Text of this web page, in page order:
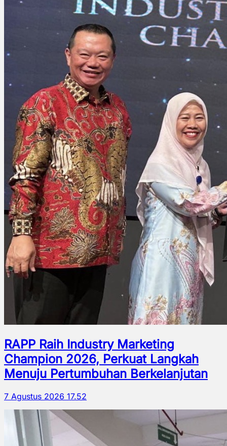
RAPP Raih Industry Marketing
Champion 2026, Perkuat Langkah
Menuju Pertumbuhan Berkelanjutan
7 Agustus 2026 17.52